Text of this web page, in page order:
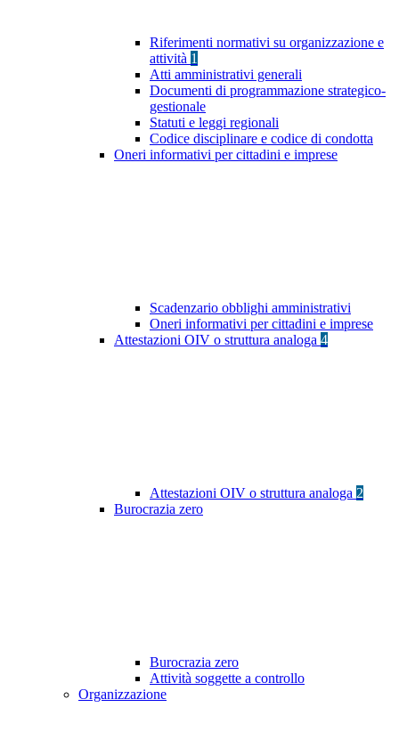
Riferimenti normativi su organizzazione e
attività 1
Atti amministrativi generali
Documenti di programmazione strategico-
gestionale
Statuti e leggi regionali
Codice disciplinare e codice di condotta
Oneri informativi per cittadini e imprese
Scadenzario obblighi amministrativi
Oneri informativi per cittadini e imprese
Attestazioni OIV o struttura analoga 4
Attestazioni OIV o struttura analoga 2
Burocrazia zero
Burocrazia zero
Attività soggette a controllo
Organizzazione